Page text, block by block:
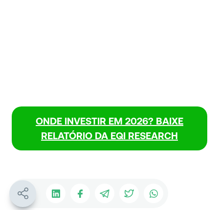
ONDE INVESTIR EM 2026? BAIXE
RELATÓRIO DA EQI RESEARCH